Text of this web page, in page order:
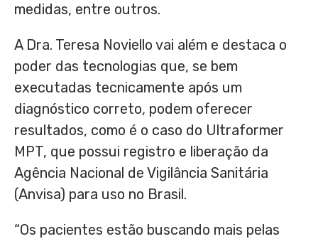
medidas, entre outros.
A Dra. Teresa Noviello vai além e destaca o
poder das tecnologias que, se bem
executadas tecnicamente após um
diagnóstico correto, podem oferecer
resultados, como é o caso do Ultraformer
MPT, que possui registro e liberação da
Agência Nacional de Vigilância Sanitária
(Anvisa) para uso no Brasil.
“Os pacientes estão buscando mais pelas